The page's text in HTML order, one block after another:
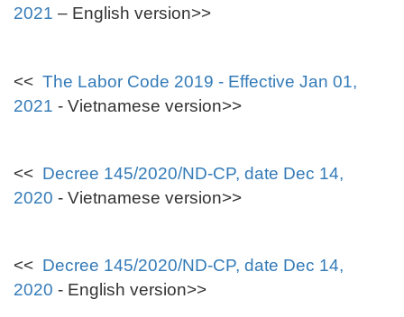
2021 – English version>>
<< The Labor Code 2019 - Effective Jan 01,
2021 - Vietnamese version>>
<< Decree 145/2020/ND-CP, date Dec 14,
2020 - Vietnamese version>>
<< Decree 145/2020/ND-CP, date Dec 14,
2020 - English version>>